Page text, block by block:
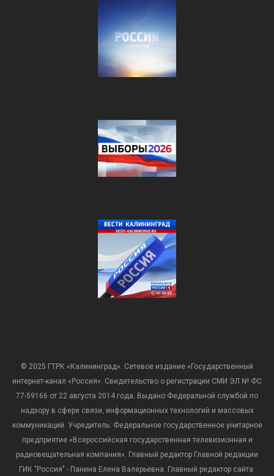
© 2025 ГТРК «Калининград». Сетевое издание «Государственный
интернет-канал «Россия». Свидетельство о регистрации СМИ ЭЛ № ФС
77-59166 от 22 августа 2014 года. Выдано Федеральной службой по
надзору в сфере связи, информационных технологий и массовых
коммуникаций. Учредитель: Федеральное государственное унитарное
предприятие «Всероссийская государственная телевизионная и
радиовещательная компания». Главный редактор Главной редакции
ГИК "Россия" - Панина Елена Валерьевна. Главный редактор сайта: